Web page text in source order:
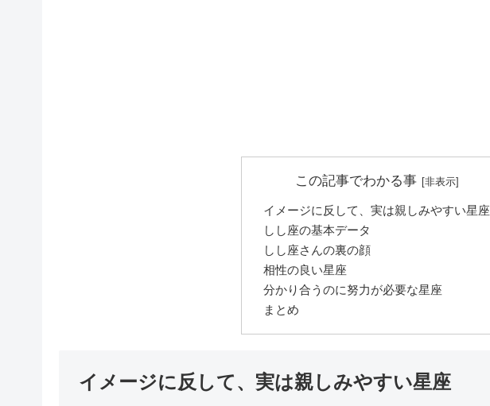
この記事でわかる事
イメージに反して、実は親しみやすい星座
しし座の基本データ
しし座さんの裏の顔
相性の良い星座
分かり合うのに努力が必要な星座
まとめ
イメージに反して、実は親しみやすい星座